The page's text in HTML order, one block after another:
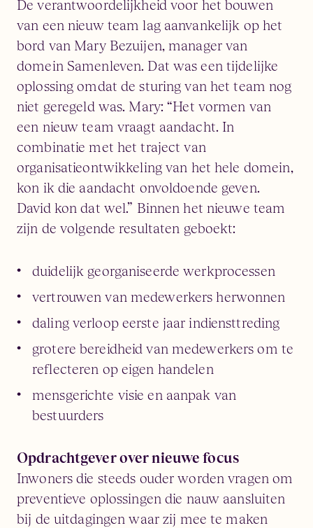
De verantwoordelijkheid voor het bouwen
van een nieuw team lag aanvankelijk op het
bord van Mary Bezuijen, manager van
domein Samenleven. Dat was een tijdelijke
oplossing omdat de sturing van het team nog
niet geregeld was. Mary: “Het vormen van
een nieuw team vraagt aandacht. In
combinatie met het traject van
organisatieontwikkeling van het hele domein,
kon ik die aandacht onvoldoende geven.
David kon dat wel.” Binnen het nieuwe team
zijn de volgende resultaten geboekt:
duidelijk georganiseerde werkprocessen
vertrouwen van medewerkers herwonnen
daling verloop eerste jaar indiensttreding
grotere bereidheid van medewerkers om te
reflecteren op eigen handelen
mensgerichte visie en aanpak van
bestuurders
Opdrachtgever over nieuwe focus
Inwoners die steeds ouder worden vragen om
preventieve oplossingen die nauw aansluiten
bij de uitdagingen waar zij mee te maken